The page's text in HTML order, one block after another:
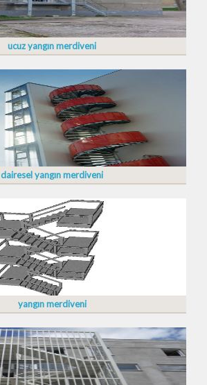
ucuz yangın merdiveni
dairesel yangın merdiveni
yangın merdiveni